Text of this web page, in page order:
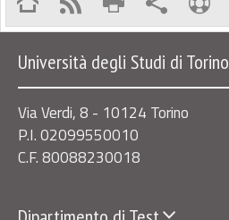
Università degli Studi di Torino
Via Verdi, 8 - 10124 Torino
P.I. 02099550010
C.F. 80088230018